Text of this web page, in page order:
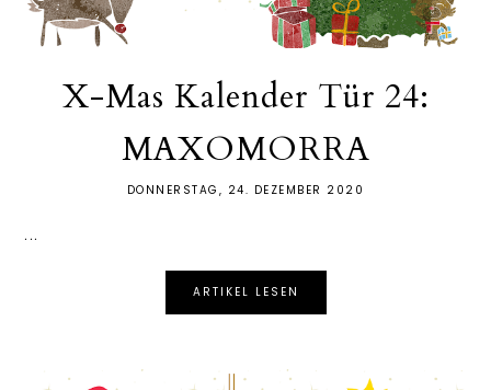
X-Mas Kalender Tür 24:
MAXOMORRA
DONNERSTAG, 24. DEZEMBER 2020
...
ARTIKEL LESEN